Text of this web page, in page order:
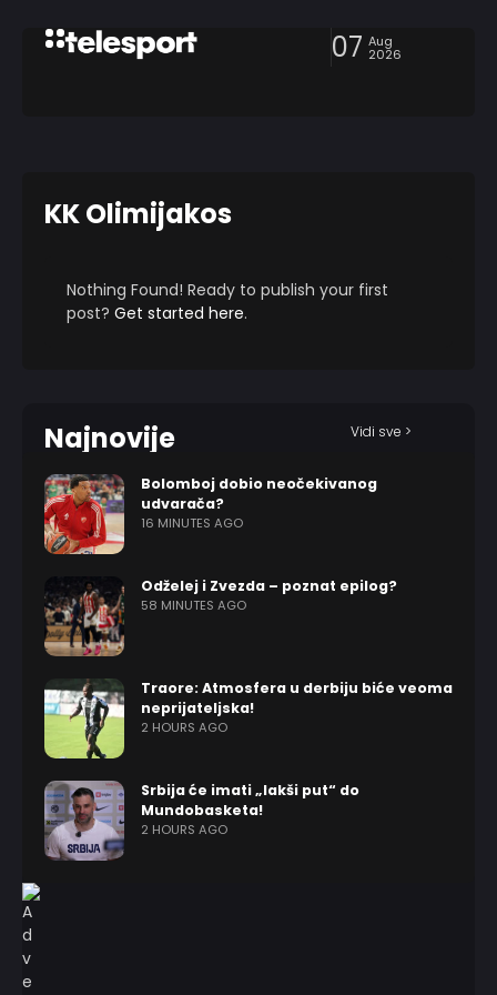
07 Aug
2026
KK Olimijakos
Nothing Found! Ready to publish your first
post? Get started here.
Najnovije Vidi sve >
Bolomboj dobio neočekivanog
udvarača?
16 MINUTES AGO
Odželej i Zvezda – poznat epilog?
58 MINUTES AGO
Traore: Atmosfera u derbiju biće veoma
neprijateljska!
2 HOURS AGO
Srbija će imati „lakši put“ do
Mundobasketa!
2 HOURS AGO